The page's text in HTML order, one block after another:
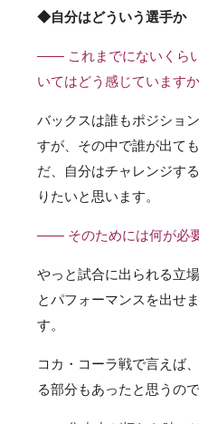
◆自分はどういう選手か
—— これまでにないくら
いてはどう感じています
バックスは誰もポジショ
すが、その中で誰が出て
だ、自分はチャレンジす
りたいと思います。
—— そのためには何が必
やっと試合に出られる立
とパフォーマンスを出せ
す。
コカ・コーラ戦で言えば
る部分もあったと思うの